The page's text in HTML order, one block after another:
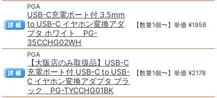
PGA
USB-C充電ポート付 3.5mm
to USB-C イヤホン変換アダ
プタ ホワイト PG-
35CCHG02WH
【数量1個〜】単価 ¥1958
PGA
【大阪店のみ取扱品】USB-C
充電ポート付 USB-C to USB-
C イヤホン変換アダプタ ブラ
ック PG-TYCCHG01BK
【数量1個〜】単価 ¥2178